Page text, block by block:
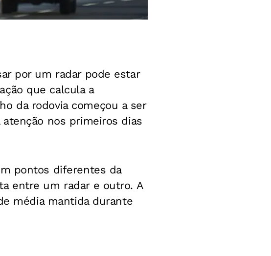
por um radar pode estar
que calcula a
da rodovia começou a ser
atenção nos primeiros dias
pontos diferentes da
entre um radar e outro. A
média mantida durante